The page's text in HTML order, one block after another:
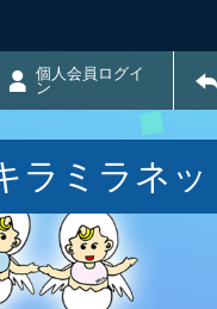
個人会員ログイ
ン
ラミラネッ